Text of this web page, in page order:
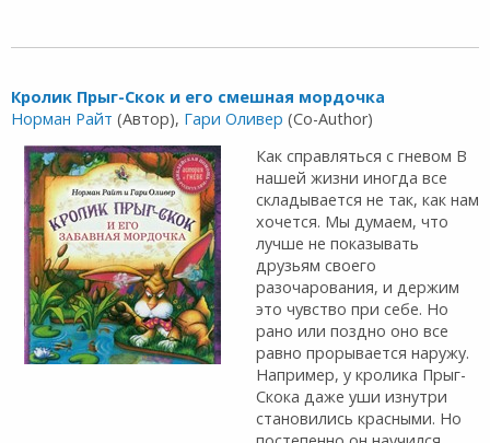
Кролик Прыг-Скок и его смешная мордочка
Норман Райт (Автор), Гари Оливер (Co-Author)
Как справляться с гневом В
нашей жизни иногда все
складывается не так, как нам
хочется. Мы думаем, что
лучше не показывать
друзьям своего
разочарования, и держим
это чувство при себе. Но
рано или поздно оно все
равно прорывается наружу.
Например, у кролика Прыг-
Скока даже уши изнутри
становились красными. Но